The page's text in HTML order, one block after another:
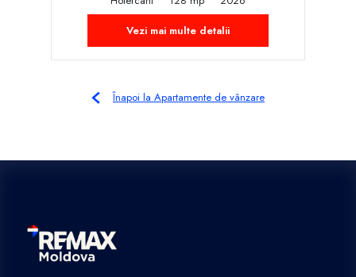
Vezi mai multe detalii
Înapoi la Apartamente de vânzare